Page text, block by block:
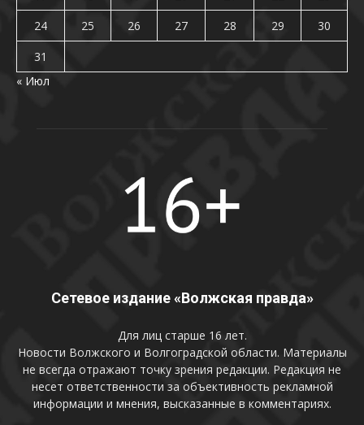
24
25 26 27 28 29
30
31
« Июл
Сетевое издание «Волжская правда»
Для лиц старше 16 лет.
Новости Волжского и Волгоградской области. Материалы
не всегда отражают точку зрения редакции. Редакция не
несет ответственности за объективность рекламной
информации и мнения, высказанные в комментариях.